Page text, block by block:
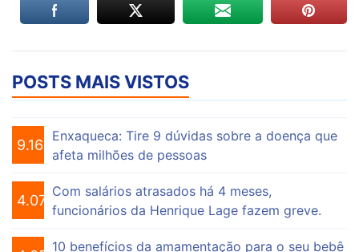
POSTS MAIS VISTOS
9.160
Enxaqueca: Tire 9 dúvidas sobre a doença que
afeta milhões de pessoas
4.076
Com salários atrasados há 4 meses,
funcionários da Henrique Lage fazem greve.
10 benefícios da amamentação para o seu bebê